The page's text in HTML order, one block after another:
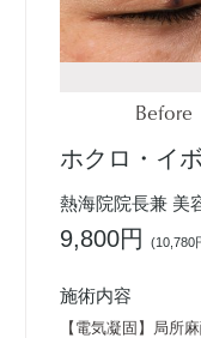
Before
ホクロ・イボ
熱海院院長兼 美
9,800円(10,780
施術内容
【電気凝固】局所